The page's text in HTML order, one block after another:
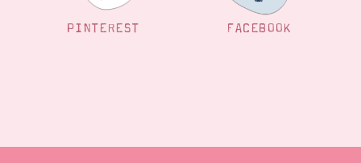
PINTEREST FACEBOOK